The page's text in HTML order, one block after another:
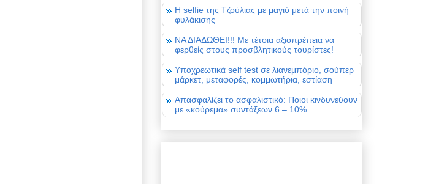
Η selfie της Τζούλιας με μαγιό μετά την ποινή
φυλάκισης
ΝΑ ΔΙΑΔΩΘΕΙ!!! Με τέτοια αξιοπρέπεια να
φερθείς στους προσβλητικούς τουρίστες!
Υποχρεωτικά self test σε λιανεμπόριο, σούπερ
μάρκετ, μεταφορές, κομμωτήρια, εστίαση
Απασφαλίζει το ασφαλιστικό: Ποιοι κινδυνεύουν
με «κούρεμα» συντάξεων 6 – 10%